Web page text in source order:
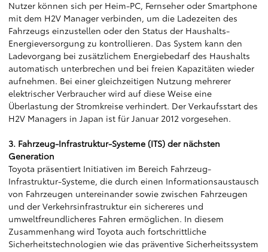
Nutzer können sich per Heim-PC, Fernseher oder Smartphone
mit dem H2V Manager verbinden, um die Ladezeiten des
Fahrzeugs einzustellen oder den Status der Haushalts-
Energieversorgung zu kontrollieren. Das System kann den
Ladevorgang bei zusätzlichem Energiebedarf des Haushalts
automatisch unterbrechen und bei freien Kapazitäten wieder
aufnehmen. Bei einer gleichzeitigen Nutzung mehrerer
elektrischer Verbraucher wird auf diese Weise eine
Überlastung der Stromkreise verhindert. Der Verkaufsstart des
H2V Managers in Japan ist für Januar 2012 vorgesehen.
3. Fahrzeug-Infrastruktur-Systeme (ITS) der nächsten
Generation
Toyota präsentiert Initiativen im Bereich Fahrzeug-
Infrastruktur-Systeme, die durch einen Informationsaustausch
von Fahrzeugen untereinander sowie zwischen Fahrzeugen
und der Verkehrsinfrastruktur ein sichereres und
umweltfreundlicheres Fahren ermöglichen. In diesem
Zusammenhang wird Toyota auch fortschrittliche
Sicherheitstechnologien wie das präventive Sicherheitssystem